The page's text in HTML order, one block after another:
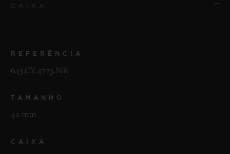
REFERÊNCIA
645.CY.4723.NR
TAMANHO
42 mm
CAIXA